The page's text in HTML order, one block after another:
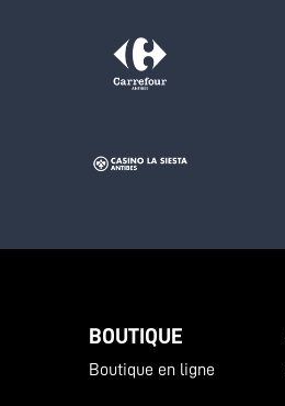
BOUTIQUE
Boutique en ligne